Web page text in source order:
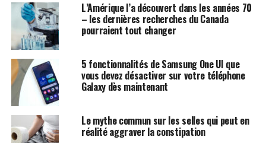
L’Amérique l’a découvert dans les années 70
– les dernières recherches du Canada
pourraient tout changer
5 fonctionnalités de Samsung One UI que
vous devez désactiver sur votre téléphone
Galaxy dès maintenant
Le mythe commun sur les selles qui peut en
réalité aggraver la constipation